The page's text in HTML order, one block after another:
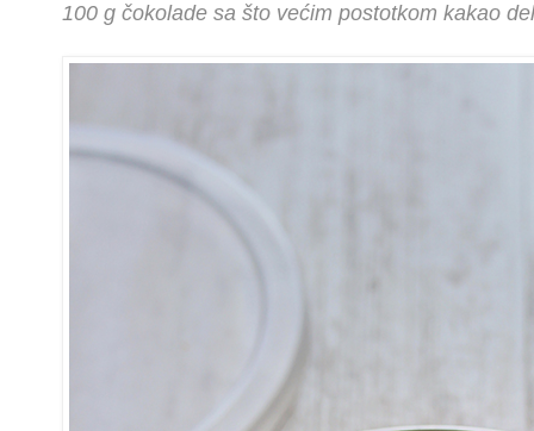
100 g čokolade sa što većim postotkom kakao